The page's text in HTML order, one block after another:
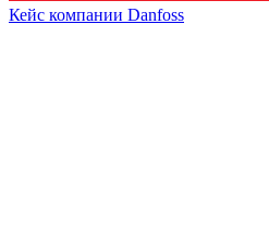
Кейс компании Danfoss